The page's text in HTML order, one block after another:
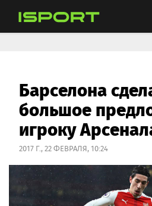
Барселона
большое
игроку
2017 Г., 22 ФЕВРАЛЯ, 10:24